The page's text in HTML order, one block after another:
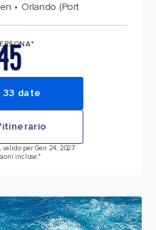
Orlando (Port
33 date
per Gen 24, 2027
incluse.*